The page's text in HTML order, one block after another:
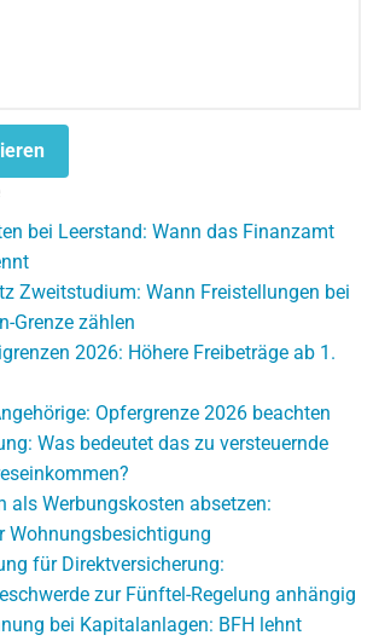
bei Leerstand: Wann das Finanzamt
Zweitstudium: Wann Freistellungen bei
Grenze zählen
2026: Höhere Freibeträge ab 1.
Opfergrenze 2026 beachten
Was bedeutet das zu versteuernde
als Werbungskosten absetzen:
Wohnungsbesichtigung
für Direktversicherung:
zur Fünftel-Regelung anhängig
bei Kapitalanlagen: BFH lehnt